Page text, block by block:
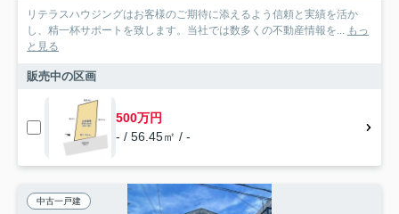
リテラスハウジングはお客様のご期待に添えるよう信頼と実績を活か
し、精一杯サポートを致します。当社では数多くの不動産情報を... もっ
と見る
販売中の区画
500万円
- / 56.45㎡ / -
中古一戸建